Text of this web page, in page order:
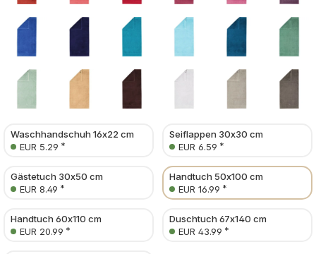
Waschhandschuh 16x22 cm
EUR 5.29 *
Seiflappen 30x30 cm
EUR 6.59 *
Gästetuch 30x50 cm
EUR 8.49 *
Handtuch 50x100 cm
EUR 16.99 *
Handtuch 60x110 cm
EUR 20.99 *
Duschtuch 67x140 cm
EUR 43.99 *